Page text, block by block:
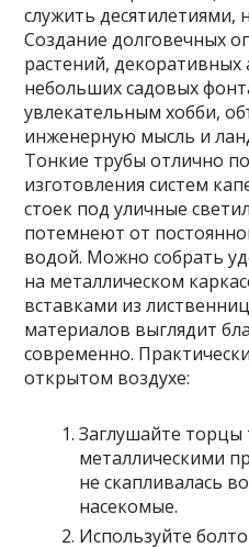
служить десятилетиями,
Создание долговечных
растений, декоративных
небольших садовых
увлекательным хобби,
инженерную мысль и
Тонкие трубы отлично
изготовления систем
стоек под уличные
потемнеют от
водой. Можно собрать
на металлическом
вставками из
материалов выглядит
современно.
открытом воздухе:
Заглушайте торцы
металлическими
не скапливалась
насекомые.
Используйте